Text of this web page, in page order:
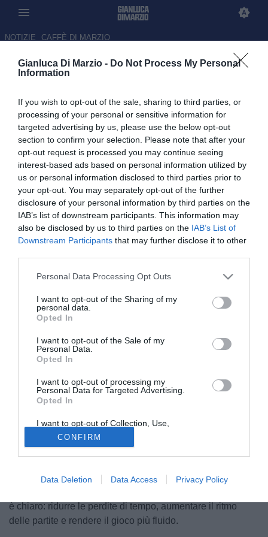
Gianluca Di Marzio - Do Not Process My Personal
Information
If you wish to opt-out of the sale, sharing to third parties, or
processing of your personal or sensitive information for
targeted advertising by us, please use the below opt-out
section to confirm your selection. Please note that after your
opt-out request is processed you may continue seeing
interest-based ads based on personal information utilized by
us or personal information disclosed to third parties prior to
your opt-out. You may separately opt-out of the further
disclosure of your personal information by third parties on the
IAB’s list of downstream participants. This information may
also be disclosed by us to third parties on the IAB’s List of
Downstream Participants that may further disclose it to other
Personal Data Processing Opt Outs
I want to opt-out of the Sharing of my
personal data.
Opted In
I want to opt-out of the Sale of my
Personal Data.
Opted In
I want to opt-out of processing my
Personal Data for Targeted Advertising.
Opted In
I want to opt-out of Collection, Use,
Retention, Sale, and/or Sharing of my
Personal Data that Is Unrelated with the
Purposes for which it was collected.
Opted Out
CONFIRM
Data Deletion Data Access Privacy Policy
NOTIZIE CAFFÈ DI MARZIO
Dal nuovo protocollo VAR al
laterali: come cambia il
regolamento in vista del
Mondiale
10.06.2026 09:30 diMattia De Pascalis
Perdite di tempo ridotte, sostituzioni più rapide e nuovo protocollo
Var: come cambia il calcio con le nuove regole dell'IFAB.
© foto di Nicola Ianuale/TuttoSalernitana.com
Il calcio continua a evolversi e lo fa ancora una volta
attraverso le decisionidell’International Football
Association Board.Durante la 140ª Assemblea Generale
dell’IFAB, svoltasi il 28 febbraio a Hensol, in Galles,
sono state ufficializzate una serie di modifiche che
è chiaro: ridurre le perdite di tempo, aumentare il ritmo
delle partite e rendere il gioco più fluido.